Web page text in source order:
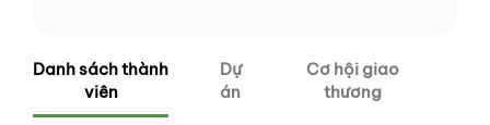
Danh sách thành
viên
Dự
án
Cơ hội giao
thương